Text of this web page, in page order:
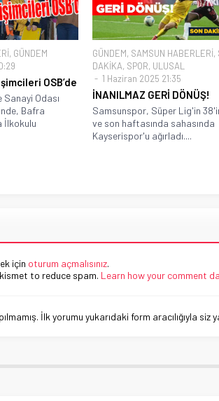
, GÜNDEM
OSB’de
Odası
Bafra
İlkokulu
GÜNDEM, SAMSUN HABERLERİ,
DAKİKA, SPOR, ULUSAL
1 Haziran 2025 21:35
İNANILMAZ GERİ DÖNÜŞ!
Samsunspor, Süper Lig'in
ve son haftasında sahasında
Kayserispor'u ağırladı....
için oturum açmalısınız.
to reduce spam. Learn how your comment
İlk yorumu yukarıdaki form aracılığıyla siz